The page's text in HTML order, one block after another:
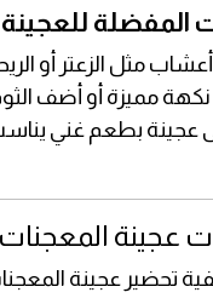
المفضلة للعجينة
مثل الزعتر أو
مميزة أو أضف
بطعم غني يناسب
تحضير عجينة